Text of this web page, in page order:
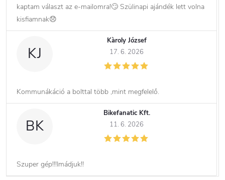
kaptam választ az e-mailomra!🙄 Szülinapi ajándék lett volna
kisfiamnak😞
KJ
Kàroly József
17. 6. 2026
Kommunákáció a bolttal több ,mint megfelelő.
BK
Bikefanatic Kft.
11. 6. 2026
Szuper gép!!!Imádjuk!!